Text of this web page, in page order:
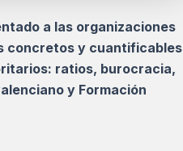
a las organizaciones
concretos y cuantificables
ratios, burocracia,
y Formación